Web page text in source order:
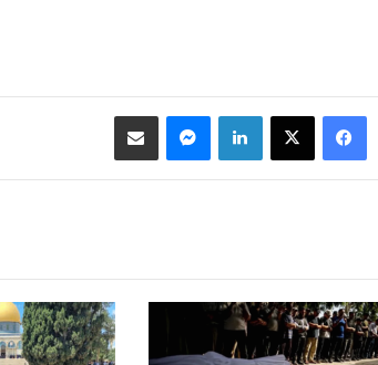
فيسبوك ‫X لينكدإن ماسنجر مشاركة عبر البريد